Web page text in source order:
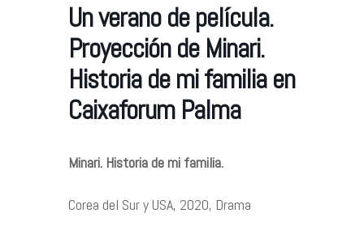
Un verano de película.
Proyección de Minari.
Historia de mi familia en
Caixaforum Palma
Minari. Historia de mi familia.
Corea del Sur y USA, 2020, Drama